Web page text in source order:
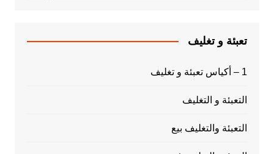
تعبئة و تغليف
1 – أكياس تعبئة و تغليف
التعبئة و التغليف
التعبئة والتغليف بيع